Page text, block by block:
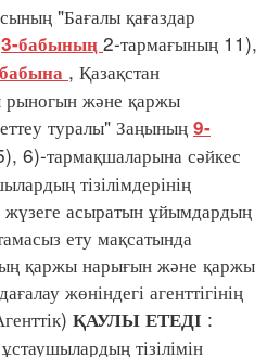
"Бағалы қағаздар
3-бабының 2-тармағының 11),
, Қазақстан
және қаржы
туралы" Заңының 9-
6)-тармақшаларына сәйкес
тізілімдерінің
жүзеге асыратын ұйымдардың
ету мақсатында
қаржы нарығын және қаржы
жөніндегі агенттігінің
ҚАУЛЫ ЕТЕДІ :
тізілімін